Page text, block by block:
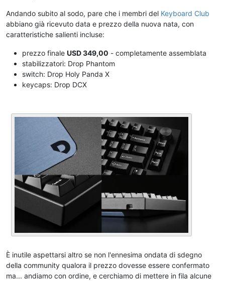
Andando subito al sodo, pare che i membri del Keyboard Club
abbiano già ricevuto data e prezzo della nuova nata, con
caratteristiche salienti incluse:
prezzo finale USD 349,00 - completamente assemblata
stabilizzatori: Drop Phantom
switch: Drop Holy Panda X
keycaps: Drop DCX
È inutile aspettarsi altro se non l'ennesima ondata di sdegno
della community qualora il prezzo dovesse essere confermato
ma... andiamo con ordine, e cerchiamo di mettere in fila alcune